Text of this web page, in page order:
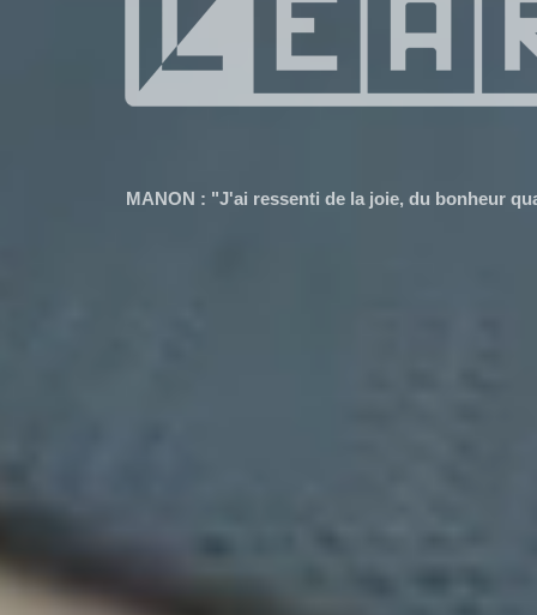
EMMA : "J'ai appris que je pouvais me faire